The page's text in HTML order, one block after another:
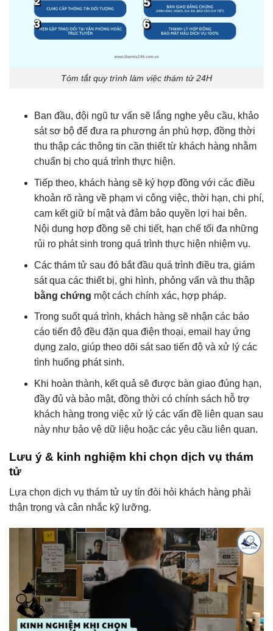
Tóm tắt quy trình làm việc thám tử 24H
Ban đầu, đội ngũ tư vấn sẽ lắng nghe yêu cầu, khảo
sát sơ bộ để đưa ra phương án phù hợp, đồng thời
thu thập các thông tin cần thiết từ khách hàng nhằm
chuẩn bị cho quá trình thực hiện.
Tiếp theo, khách hàng sẽ ký hợp đồng với các điều
khoản rõ ràng về phạm vi công việc, thời hạn, chi phí,
cam kết giữ bí mật và đảm bảo quyền lợi hai bên.
Nội dung hợp đồng sẽ chi tiết, hạn chế tối đa những
rủi ro phát sinh trong quá trình thực hiện nhiệm vụ.
Các thám tử sau đó bắt đầu quá trình điều tra, giám
sát qua các thiết bị, ghi hình, phỏng vấn và thu thập
bằng chứng một cách chính xác, hợp pháp.
Trong suốt quá trình, khách hàng sẽ nhận các báo
cáo tiến độ đều đặn qua điện thoại, email hay ứng
dụng zalo, giúp theo dõi sát sao tiến độ và xử lý các
tình huống phát sinh.
Khi hoàn thành, kết quả sẽ được bàn giao đúng hạn,
đầy đủ và bảo mật, đồng thời có chính sách hỗ trợ
khách hàng trong việc xử lý các vấn đề liên quan sau
này như bảo vệ dữ liệu hoặc các yêu cầu liên quan.
Lưu ý & kinh nghiệm khi chọn dịch vụ thám
tử
Lựa chọn dịch vụ thám tử uy tín đòi hỏi khách hàng phải
thận trọng và cân nhắc kỹ lưỡng.